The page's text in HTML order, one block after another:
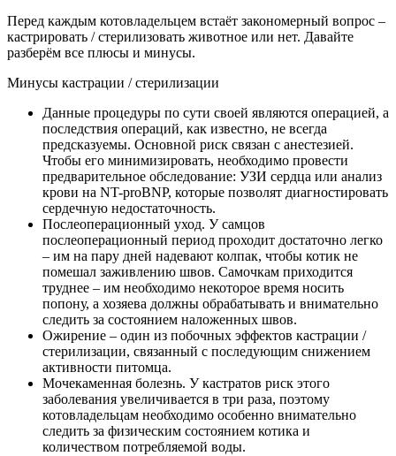
Перед каждым котовладельцем встаёт закономерный вопрос –
кастрировать / стерилизовать животное или нет. Давайте
разберём все плюсы и минусы.
Минусы кастрации / стерилизации
Данные процедуры по сути своей являются операцией, а
последствия операций, как известно, не всегда
предсказуемы. Основной риск связан с анестезией.
Чтобы его минимизировать, необходимо провести
предварительное обследование: УЗИ сердца или анализ
крови на NT-proBNP, которые позволят диагностировать
сердечную недостаточность.
Послеоперационный уход. У самцов
послеоперационный период проходит достаточно легко
– им на пару дней надевают колпак, чтобы котик не
помешал заживлению швов. Самочкам приходится
труднее – им необходимо некоторое время носить
попону, а хозяева должны обрабатывать и внимательно
следить за состоянием наложенных швов.
Ожирение – один из побочных эффектов кастрации /
стерилизации, связанный с последующим снижением
активности питомца.
Мочекаменная болезнь. У кастратов риск этого
заболевания увеличивается в три раза, поэтому
котовладельцам необходимо особенно внимательно
следить за физическим состоянием котика и
количеством потребляемой воды.